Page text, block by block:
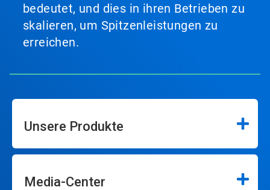
bedeutet, und dies in ihren Betrieben zu
skalieren, um Spitzenleistungen zu
erreichen.
Unsere Produkte
Media-Center